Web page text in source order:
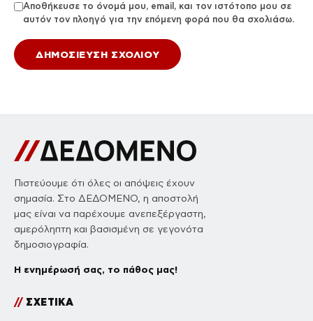
Αποθήκευσε το όνομά μου, email, και τον ιστότοπο μου σε
αυτόν τον πλοηγό για την επόμενη φορά που θα σχολιάσω.
Πιστεύουμε ότι όλες οι απόψεις έχουν
σημασία. Στο ΔΕΔΟΜΕΝΟ, η αποστολή
μας είναι να παρέχουμε ανεπεξέργαστη,
αμερόληπτη και βασισμένη σε γεγονότα
δημοσιογραφία.
Η ενημέρωσή σας, το πάθος μας!
//ΣΧΕΤΙΚΑ